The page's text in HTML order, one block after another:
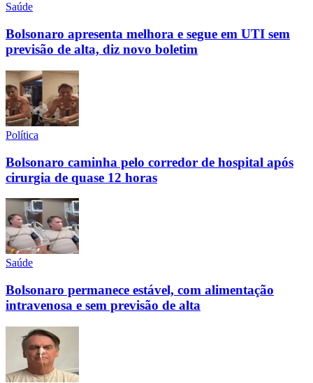
Saúde
Bolsonaro apresenta melhora e segue em UTI sem
previsão de alta, diz novo boletim
Política
Bolsonaro caminha pelo corredor de hospital após
cirurgia de quase 12 horas
Saúde
Bolsonaro permanece estável, com alimentação
intravenosa e sem previsão de alta